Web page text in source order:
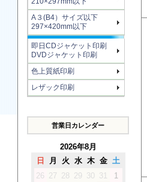
A３(B4）サイズ以下
297×420mm以下
即日CDジャケット印刷
DVDジャケット印刷
色上質紙印刷
レザック印刷
営業日カレンダー
2026年8月
日 月 火 水 木 金
土
26
27 28 29 30 31
1